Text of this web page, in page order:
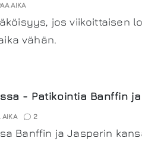
AIKA
jos viikoittaisen
vähän.
- Patikointia Banffin
AIKA 2
Banffin ja Jasperin